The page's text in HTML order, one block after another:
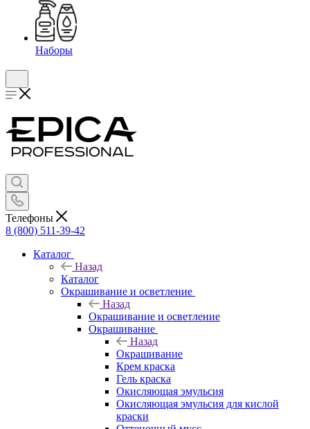
Наборы
Телефоны
8 (800) 511-39-42
Каталог
Назад
Каталог
Окрашивание и осветление
Назад
Окрашивание и осветление
Окрашивание
Назад
Окрашивание
Крем краска
Гель краска
Окисляющая эмульсия
Окисляющая эмульсия для кислой
краски